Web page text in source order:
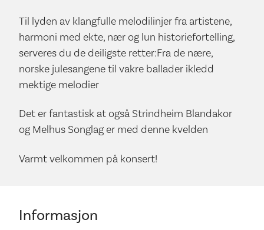
Til lyden av klangfulle melodilinjer fra artistene,
harmoni med ekte, nær og lun historiefortelling,
serveres du de deiligste retter:Fra de nære,
norske julesangene til vakre ballader ikledd
mektige melodier
Det er fantastisk at også Strindheim Blandakor
og Melhus Songlag er med denne kvelden
Varmt velkommen på konsert!
Informasjon